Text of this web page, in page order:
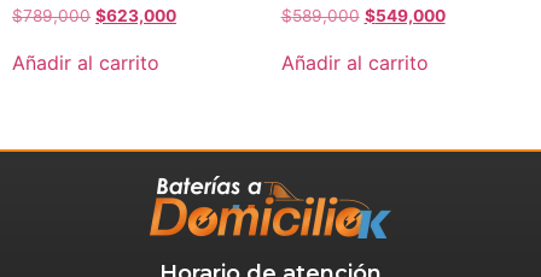
$789,000 $623,000
Añadir al carrito
$589,000 $549,000
Añadir al carrito